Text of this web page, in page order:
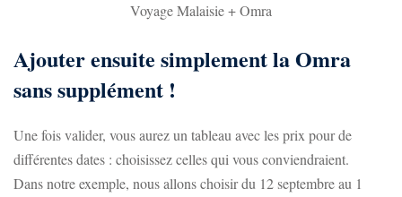
Voyage Malaisie + Omra
Ajouter ensuite simplement la Omra
sans supplément !
Une fois valider, vous aurez un tableau avec les prix pour de
différentes dates : choisissez celles qui vous conviendraient.
Dans notre exemple, nous allons choisir du 12 septembre au 1